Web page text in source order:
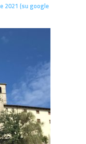
2021 (su google